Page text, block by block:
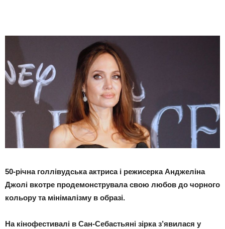
50-річна голлівудська актриса і режисерка Анджеліна
Джолі вкотре продемонструвала свою любов до чорного
кольору та мінімалізму в образі.
На кінофестивалі в Сан-Себастьяні зірка з’явилася у